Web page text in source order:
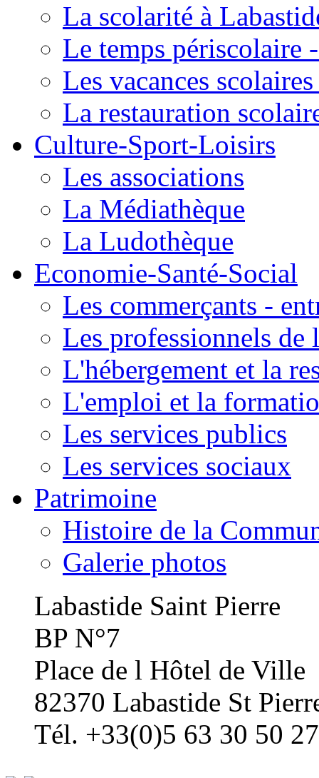
La scolarité à
Le temps périscolaire
Les vacances
La restauration
Culture-Sport-Loisirs
Les associations
La Médiathèque
La Ludothèque
Economie-Santé-Social
Les commerçants -
Les professionnels de
L'hébergement et la
L'emploi et la
Les services publics
Les services sociaux
Patrimoine
Histoire de la
Galerie photos
Labastide Saint Pierre
BP N°7
Place de l Hôtel de Ville
82370 Labastide St
Tél. +33(0)5 63 30 50 27